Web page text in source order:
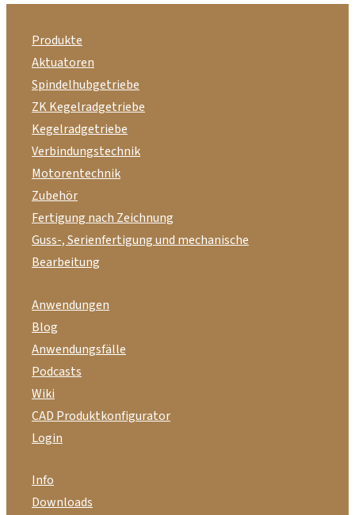
Produkte
Aktuatoren
Spindelhubgetriebe
ZK Kegelradgetriebe
Kegelradgetriebe
Verbindungstechnik
Motorentechnik
Zubehör
Fertigung nach Zeichnung
Guss-, Serienfertigung und mechanische
Bearbeitung
Anwendungen
Blog
Anwendungsfälle
Podcasts
Wiki
CAD Produktkonfigurator
Login
Info
Downloads